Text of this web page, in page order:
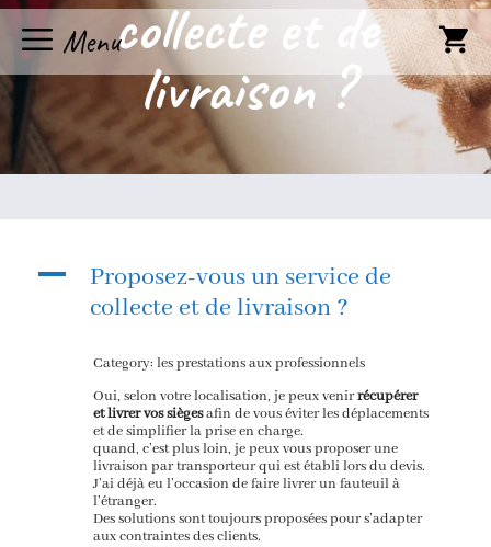
Menucollecte et de
livraison ?
A
Proposez-vous un service de
collecte et de livraison ?
Category: les prestations aux professionnels
Oui, selon votre localisation, je peux venirrécupérer
et livrer vos siègesafin de vous éviter les déplacements
et de simplifier la prise en charge.
quand, c’est plus loin, je peux vous proposer une
livraison par transporteur qui est établi lors du devis.
J’ai déjà eu l’occasion de faire livrer un fauteuil à
l’étranger.
Des solutions sont toujours proposées pour s’adapter
aux contraintes des clients.